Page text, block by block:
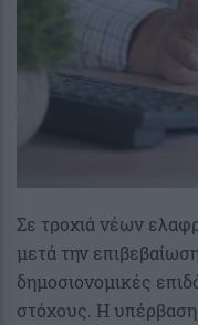
Σε τροχιά νέων
μετά την
δημοσιονομικές
στόχους. Η υπέρβαση